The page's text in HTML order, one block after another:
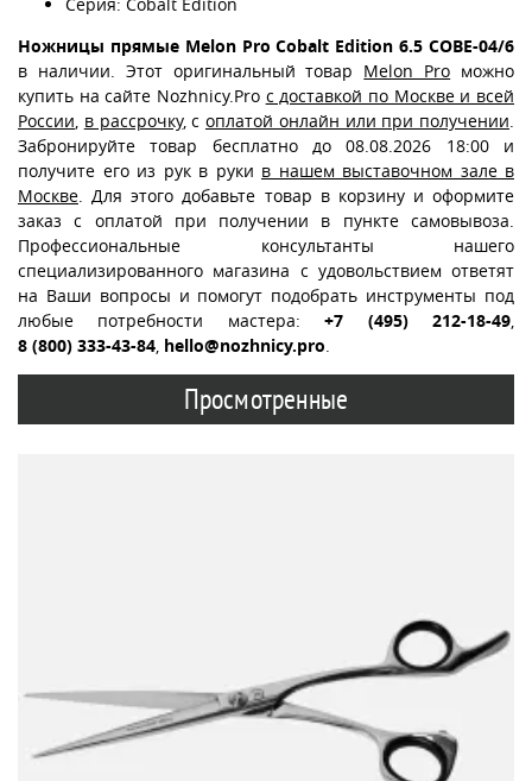
Ножницы прямые Melon Pro Cobalt Edition 6.5 COBE-04/6
в наличии. Этот оригинальный товар Melon Pro можно
купить на сайте Nozhnicy.Pro с доставкой по Москве и всей
России в рассрочку, с оплатой онлайн или при получении
Забронируйте товар бесплатно до 08.08.2026 18:00 и
получите его из рук в руки в нашем выставочном зале в
Москве . Для этого добавьте товар в корзину и оформите
заказ с оплатой при получении в пункте самовывоза.
Профессиональные консультанты нашего
специализированного магазина с удовольствием ответят
на Ваши вопросы и помогут подобрать инструменты под
любые потребности мастера:+7 (495) 212-18-49
8 (800) 333-43-84 hello@nozhnicy.pro
Просмотренные